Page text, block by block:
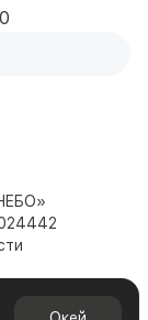
является